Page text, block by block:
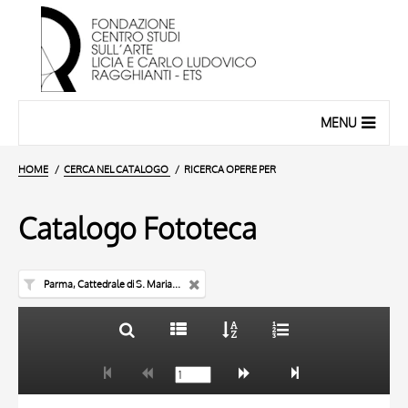
MENU
HOME CERCA NEL CATALOGO RICERCA OPERE PER
Catalogo Fototeca
Parma, Cattedrale di S. Maria Assunta
AUTORE